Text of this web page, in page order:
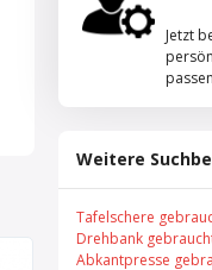
Jetzt
Weitere
Tafelschere
Drehbank
Abkantpresse